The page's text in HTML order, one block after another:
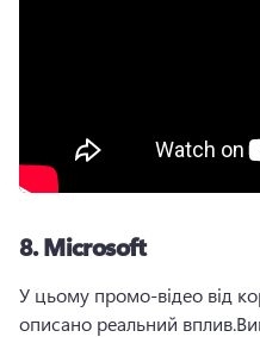
8.Microsoft
У цьому промо-відео від
описано реальний вплив.